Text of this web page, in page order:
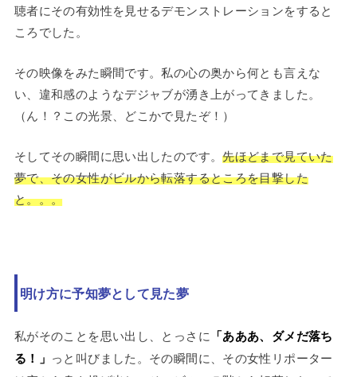
聴者にその有効性を見せるデモンストレーションをすると
ころでした。
その映像をみた瞬間です。私の心の奥から何とも言えな
い、違和感のようなデジャブが湧き上がってきました。
（ん！？この光景、どこかで見たぞ！）
そしてその瞬間に思い出したのです。先ほどまで見ていた
夢で、その女性がビルから転落するところを目撃した
と。。。
明け方に予知夢として見た夢
私がそのことを思い出し、とっさに 「あああ、ダメだ落ち
る！」 っと叫びました。その瞬間に、その女性リポーター